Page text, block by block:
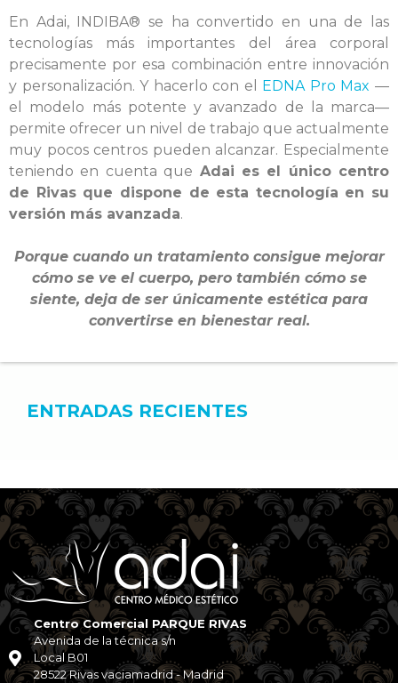
En Adai, INDIBA® se ha convertido en una de las
tecnologías más importantes del área corporal
precisamente por esa combinación entre innovación
y personalización. Y hacerlo con el EDNA Pro Max —
el modelo más potente y avanzado de la marca—
permite ofrecer un nivel de trabajo que actualmente
muy pocos centros pueden alcanzar. Especialmente
teniendo en cuenta que Adai es el único centro
de Rivas que dispone de esta tecnología en su
versión más avanzada.
Porque cuando un tratamiento consigue mejorar
cómo se ve el cuerpo, pero también cómo se
siente, deja de ser únicamente estética para
convertirse en bienestar real.
ENTRADAS RECIENTES
Centro Comercial PARQUE RIVAS
Avenida de la técnica s/n
Local B01
28522 Rivas vaciamadrid - Madrid